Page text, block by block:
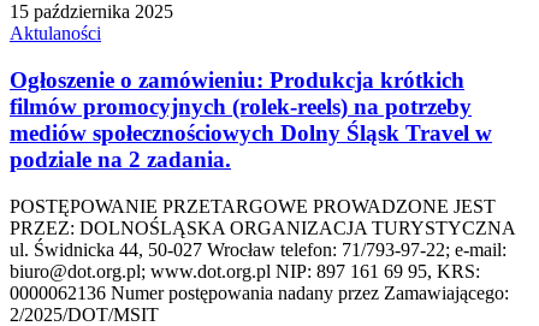
15 października 2025
Aktulaności
Ogłoszenie o zamówieniu: Produkcja krótkich
filmów promocyjnych (rolek-reels) na potrzeby
mediów społecznościowych Dolny Śląsk Travel w
podziale na 2 zadania.
POSTĘPOWANIE PRZETARGOWE PROWADZONE JEST
PRZEZ: DOLNOŚLĄSKA ORGANIZACJA TURYSTYCZNA
ul. Świdnicka 44, 50-027 Wrocław telefon: 71/793-97-22; e-mail:
biuro@dot.org.pl; www.dot.org.pl NIP: 897 161 69 95, KRS:
0000062136 Numer postępowania nadany przez Zamawiającego:
2/2025/DOT/MSIT